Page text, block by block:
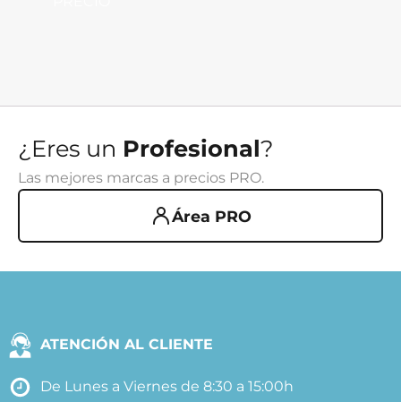
¿Eres un Profesional?
Las mejores marcas a precios PRO.
Área PRO
ATENCIÓN AL CLIENTE
De Lunes a Viernes de 8:30 a 15:00h